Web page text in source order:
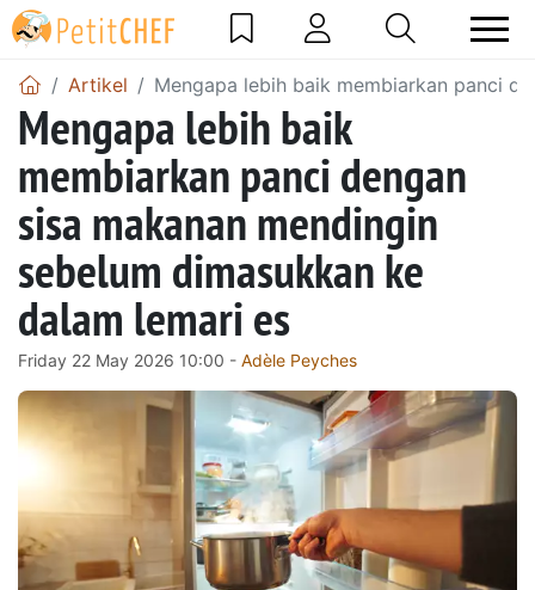
Artikel Mengapa lebih baik membiarkan panci
Mengapa lebih baik
membiarkan panci dengan
sisa makanan mendingin
sebelum dimasukkan ke
dalam lemari es
Friday 22 May 2026 10:00 - Adèle Peyches